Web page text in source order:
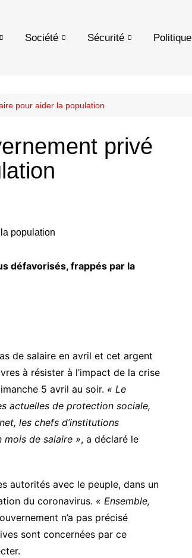
Société Sécurité Politique
pour aider la population
privé
défavorisés, frappés par la
de salaire en avril et cet argent
à résister à l’impact de la crise
5 avril au soir. « Le
actuelles de protection sociale,
les chefs d’institutions
mois de salaire », a déclaré le
autorités avec le peuple, dans un
du coronavirus. « Ensemble,
n’a pas précisé
sont concernées par ce